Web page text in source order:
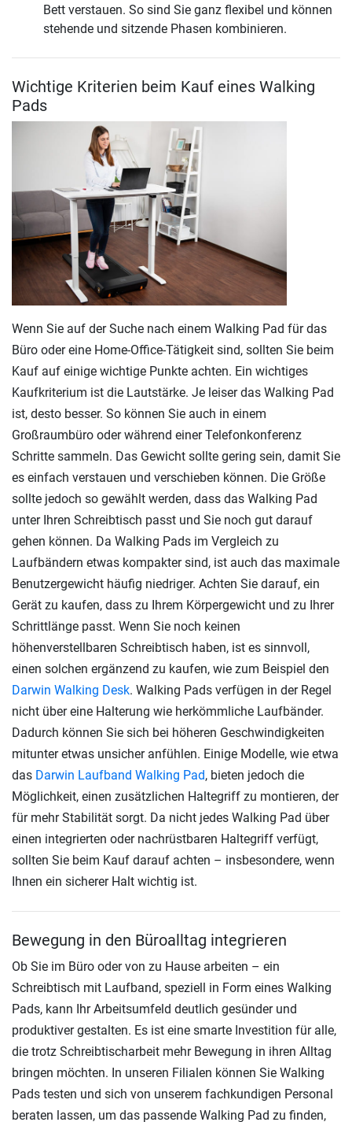
Bett verstauen. So sind Sie ganz flexibel und können
stehende und sitzende Phasen kombinieren.
Wichtige Kriterien beim Kauf eines Walking
Pads
Wenn Sie auf der Suche nach einem Walking Pad für das
Büro oder eine Home-Office-Tätigkeit sind, sollten Sie beim
Kauf auf einige wichtige Punkte achten. Ein wichtiges
Kaufkriterium ist die Lautstärke. Je leiser das Walking Pad
ist, desto besser. So können Sie auch in einem
Großraumbüro oder während einer Telefonkonferenz
Schritte sammeln. Das Gewicht sollte gering sein, damit Sie
es einfach verstauen und verschieben können. Die Größe
sollte jedoch so gewählt werden, dass das Walking Pad
unter Ihren Schreibtisch passt und Sie noch gut darauf
gehen können. Da Walking Pads im Vergleich zu
Laufbändern etwas kompakter sind, ist auch das maximale
Benutzergewicht häufig niedriger. Achten Sie darauf, ein
Gerät zu kaufen, dass zu Ihrem Körpergewicht und zu Ihrer
Schrittlänge passt. Wenn Sie noch keinen
höhenverstellbaren Schreibtisch haben, ist es sinnvoll,
einen solchen ergänzend zu kaufen, wie zum Beispiel den
Darwin Walking Desk. Walking Pads verfügen in der Regel
nicht über eine Halterung wie herkömmliche Laufbänder.
Dadurch können Sie sich bei höheren Geschwindigkeiten
mitunter etwas unsicher anfühlen. Einige Modelle, wie etwa
das Darwin Laufband Walking Pad, bieten jedoch die
Möglichkeit, einen zusätzlichen Haltegriff zu montieren, der
für mehr Stabilität sorgt. Da nicht jedes Walking Pad über
einen integrierten oder nachrüstbaren Haltegriff verfügt,
sollten Sie beim Kauf darauf achten – insbesondere, wenn
Ihnen ein sicherer Halt wichtig ist.
Bewegung in den Büroalltag integrieren
Ob Sie im Büro oder von zu Hause arbeiten – ein
Schreibtisch mit Laufband, speziell in Form eines Walking
Pads, kann Ihr Arbeitsumfeld deutlich gesünder und
produktiver gestalten. Es ist eine smarte Investition für alle,
die trotz Schreibtischarbeit mehr Bewegung in ihren Alltag
bringen möchten. In unseren Filialen können Sie Walking
Pads testen und sich von unserem fachkundigen Personal
beraten lassen, um das passende Walking Pad zu finden,